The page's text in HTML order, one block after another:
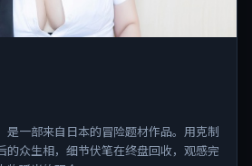
是一部来自日本的冒险题材作品。用克制
的众生相，细节伏笔在终盘回收，观感完